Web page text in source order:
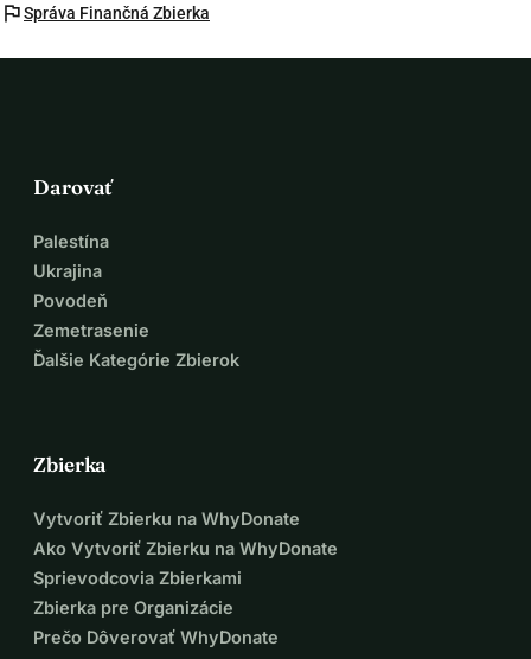
flagSpráva Finančná Zbierka
Darovať
Palestína
Ukrajina
Povodeň
Zemetrasenie
Ďalšie Kategórie Zbierok
Zbierka
Vytvoriť Zbierku na WhyDonate
Ako Vytvoriť Zbierku na WhyDonate
Sprievodcovia Zbierkami
Zbierka pre Organizácie
Prečo Dôverovať WhyDonate